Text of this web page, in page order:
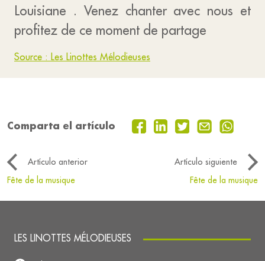
Louisiane . Venez chanter avec nous et
profitez de ce moment de partage
Source : Les Linottes Mélodieuses
Comparta el artículo
Artículo anterior
Artículo siguiente
Fête de la musique
Fête de la musique
LES LINOTTES MÉLODIEUSES